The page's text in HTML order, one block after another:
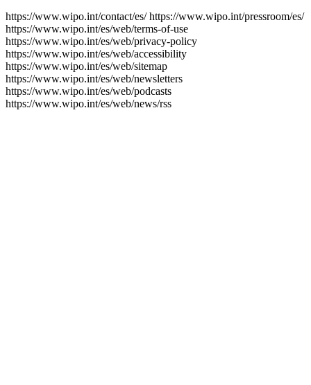
https://www.wipo.int/contact/es/ https://www.wipo.int/pressroom/es/
https://www.wipo.int/es/web/terms-of-use
https://www.wipo.int/es/web/privacy-policy
https://www.wipo.int/es/web/accessibility
https://www.wipo.int/es/web/sitemap
https://www.wipo.int/es/web/newsletters
https://www.wipo.int/es/web/podcasts
https://www.wipo.int/es/web/news/rss